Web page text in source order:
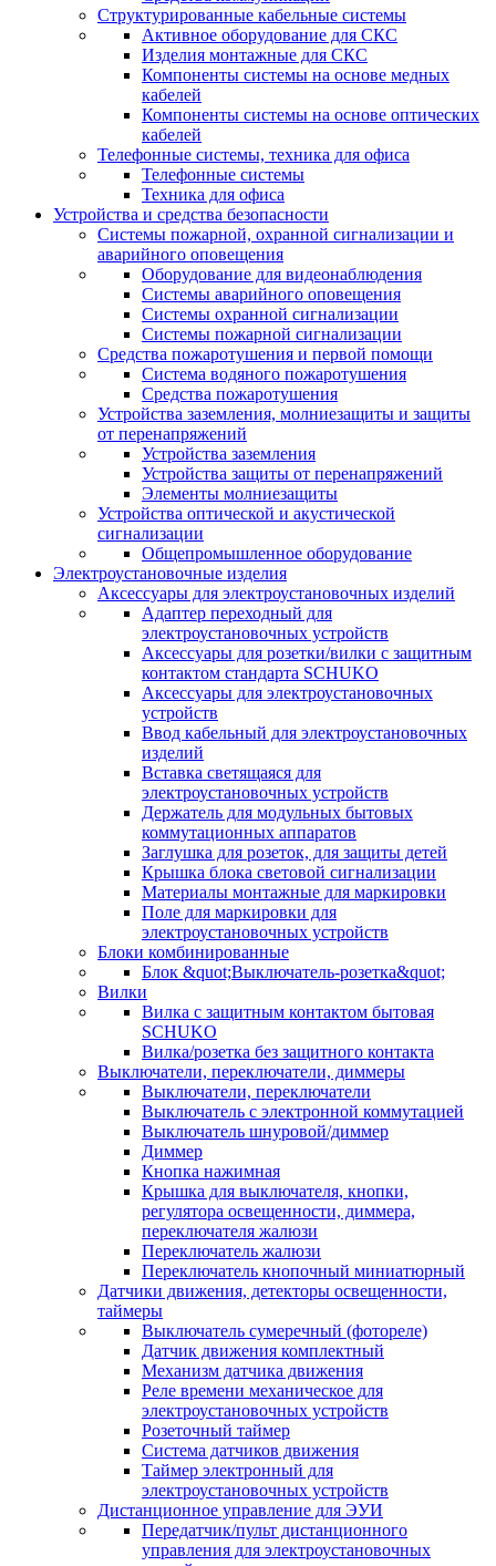
Структурированные кабельные системы
Активное оборудование для СКС
Изделия монтажные для СКС
Компоненты системы на основе медных
кабелей
Компоненты системы на основе оптических
кабелей
Телефонные системы, техника для офиса
Телефонные системы
Техника для офиса
Устройства и средства безопасности
Системы пожарной, охранной сигнализации и
аварийного оповещения
Оборудование для видеонаблюдения
Системы аварийного оповещения
Системы охранной сигнализации
Системы пожарной сигнализации
Средства пожаротушения и первой помощи
Система водяного пожаротушения
Средства пожаротушения
Устройства заземления, молниезащиты и защиты
от перенапряжений
Устройства заземления
Устройства защиты от перенапряжений
Элементы молниезащиты
Устройства оптической и акустической
сигнализации
Общепромышленное оборудование
Электроустановочные изделия
Аксессуары для электроустановочных изделий
Адаптер переходный для
электроустановочных устройств
Аксессуары для розетки/вилки с защитным
контактом стандарта SCHUKO
Аксессуары для электроустановочных
устройств
Ввод кабельный для электроустановочных
изделий
Вставка светящаяся для
электроустановочных устройств
Держатель для модульных бытовых
коммутационных аппаратов
Заглушка для розеток, для защиты детей
Крышка блока световой сигнализации
Материалы монтажные для маркировки
Поле для маркировки для
электроустановочных устройств
Блоки комбинированные
Блок &quot;Выключатель-розетка&quot;
Вилки
Вилка с защитным контактом бытовая
SCHUKO
Вилка/розетка без защитного контакта
Выключатели, переключатели, диммеры
Выключатели, переключатели
Выключатель с электронной коммутацией
Выключатель шнуровой/диммер
Диммер
Кнопка нажимная
Крышка для выключателя, кнопки,
регулятора освещенности, диммера,
переключателя жалюзи
Переключатель жалюзи
Переключатель кнопочный миниатюрный
Датчики движения, детекторы освещенности,
таймеры
Выключатель сумеречный (фотореле)
Датчик движения комплектный
Механизм датчика движения
Реле времени механическое для
электроустановочных устройств
Розеточный таймер
Система датчиков движения
Таймер электронный для
электроустановочных устройств
Дистанционное управление для ЭУИ
Передатчик/пульт дистанционного
управления для электроустановочных